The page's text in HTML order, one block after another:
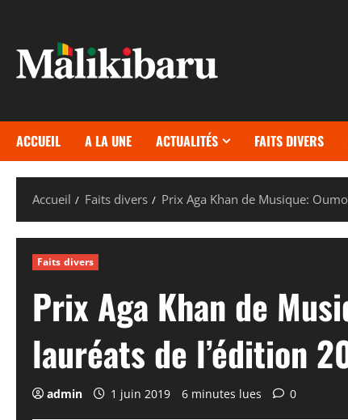
contenu
ACCUEIL A LA UNE ACTUALITÉS FAITS DIVERS
Accueil Faits divers Prix Aga Khan de Musique:
Faits divers
Prix Aga Khan de
lauréats de l’édition
admin 1 juin 2019 6 minutes lues 0